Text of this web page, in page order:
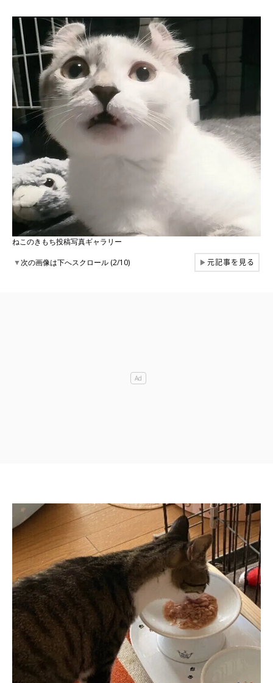
ねこのきもち投稿写真ギャラリー
▼次の画像は下へスクロール (2/10) ▶元記事を見る